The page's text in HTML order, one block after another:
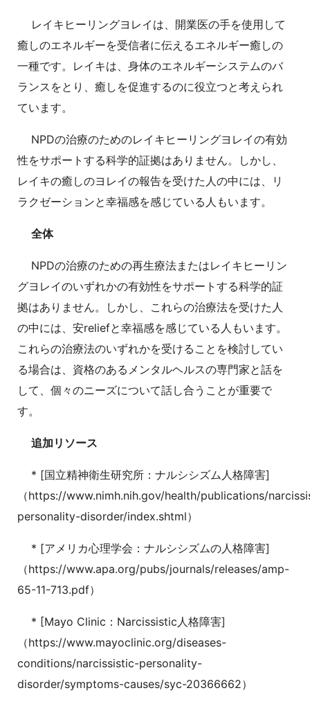
レイキヒーリングヨレイは、開業医の手を使用して
癒しのエネルギーを受信者に伝えるエネルギー癒しの
一種です。レイキは、身体のエネルギーシステムのバ
ランスをとり、癒しを促進するのに役立つと考えられ
ています。
NPDの治療のためのレイキヒーリングヨレイの有効
性をサポートする科学的証拠はありません。しかし、
レイキの癒しのヨレイの報告を受けた人の中には、リ
ラクゼーションと幸福感を感じている人もいます。
全体
NPDの治療のための再生療法またはレイキヒーリン
グヨレイのいずれかの有効性をサポートする科学的証
拠はありません。しかし、これらの治療法を受けた人
の中には、安reliefと幸福感を感じている人もいます。
これらの治療法のいずれかを受けることを検討してい
る場合は、資格のあるメンタルヘルスの専門家と話を
して、個々のニーズについて話し合うことが重要で
す。
追加リソース
* [国立精神衛生研究所：ナルシシズム人格障害]
（https://www.nimh.nih.gov/health/publications/
personality-disorder/index.shtml）
* [アメリカ心理学会：ナルシシズムの人格障害]
（https://www.apa.org/pubs/journals/releases/amp-
65-11-713.pdf）
* [Mayo Clinic：Narcissistic人格障害]
（https://www.mayoclinic.org/diseases-
conditions/narcissistic-personality-
disorder/symptoms-causes/syc-20366662）